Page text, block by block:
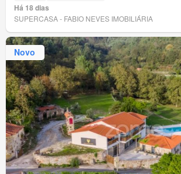
Há 18 dias
SUPERCASA - FABIO NEVES IMOBILIÁRIA
Novo